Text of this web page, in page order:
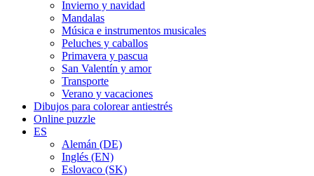
Invierno y navidad
Mandalas
Música e instrumentos musicales
Peluches y caballos
Primavera y pascua
San Valentín y amor
Transporte
Verano y vacaciones
Dibujos para colorear antiestrés
Online puzzle
ES
Alemán (DE)
Inglés (EN)
Eslovaco (SK)